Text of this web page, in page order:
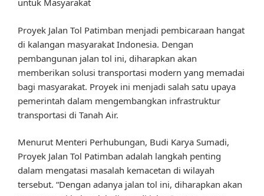
untuk Masyarakat
Proyek Jalan Tol Patimban menjadi pembicaraan hangat
di kalangan masyarakat Indonesia. Dengan
pembangunan jalan tol ini, diharapkan akan
memberikan solusi transportasi modern yang memadai
bagi masyarakat. Proyek ini menjadi salah satu upaya
pemerintah dalam mengembangkan infrastruktur
transportasi di Tanah Air.
Menurut Menteri Perhubungan, Budi Karya Sumadi,
Proyek Jalan Tol Patimban adalah langkah penting
dalam mengatasi masalah kemacetan di wilayah
tersebut. “Dengan adanya jalan tol ini, diharapkan akan